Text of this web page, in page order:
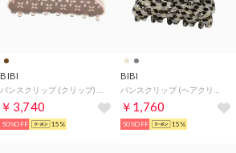
BIBI
バンスクリップ (クリップ) （ブラウン系）
￥3,740
50%OFF 15%
BIBI
バンスクリップ (ヘアクリップ) （ブラック系）
￥1,760
50%OFF 15%